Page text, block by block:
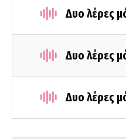
Δυο λέρες
Δυο λέρες
Δυο λέρες